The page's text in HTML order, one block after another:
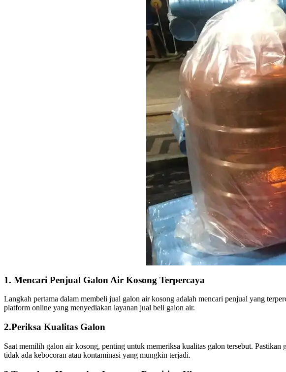
1. Mencari Penjual Galon Air Kosong Terpercaya
Langkah pertama dalam membeli jual galon air kosong adalah mencari penjual yang
platform online yang menyediakan layanan jual beli galon air.
2.Periksa Kualitas Galon
Saat memilih galon air kosong, penting untuk memeriksa kualitas galon tersebut.
tidak ada kebocoran atau kontaminasi yang mungkin terjadi.